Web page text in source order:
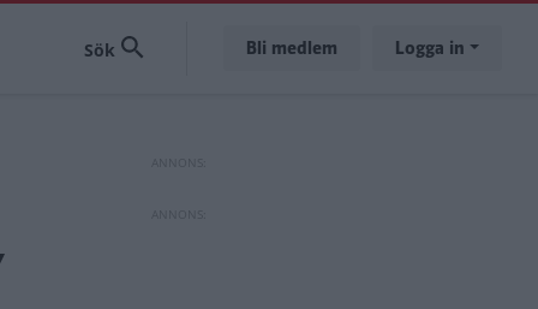
Bli medlem Logga in